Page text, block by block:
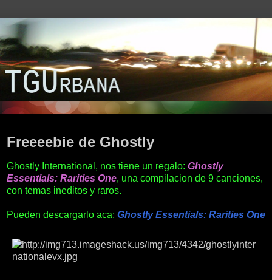
Freeeebie de Ghostly
Ghostly International, nos tiene un regalo: Ghostly
Essentials: Rarities One, una compilacion de 9 canciones,
con temas ineditos y raros.
Pueden descargarlo aca: Ghostly Essentials: Rarities One